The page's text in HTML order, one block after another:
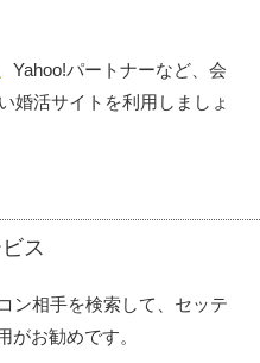
、Yahoo!パートナーなど、会
婚活サイトを利用しましょ
ス
ン相手を検索して、セッテ
がお勧めです。